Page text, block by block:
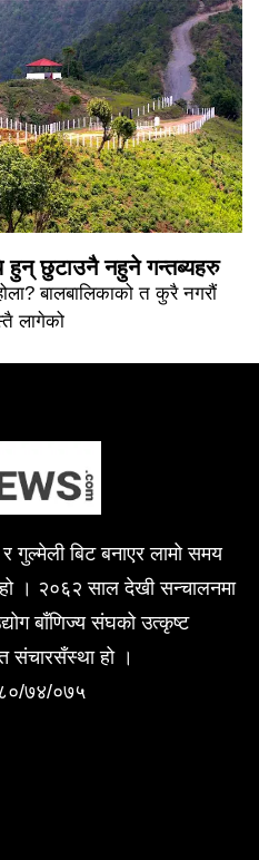
हुन् छुटाउनै नहुने गन्तब्यहरु
बालबालिकाको त कुरै नगरौं
लागेको
गुल्मेली बिट बनाएर लामो समय
। २०६२ साल देखी सन्चालनमा
बाँणिज्य संघको उत्कृष्ट
संचारसँस्था हो ।
७४/०७५